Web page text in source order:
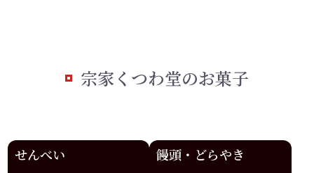
宗家くつわ堂のお菓子
せんべい 饅頭・どらやき